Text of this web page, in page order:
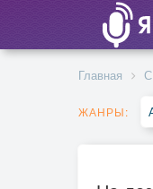
Главная
ЖАНРЫ: